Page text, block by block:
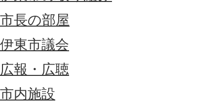
市長の部屋
伊東市議会
広報・広聴
市内施設